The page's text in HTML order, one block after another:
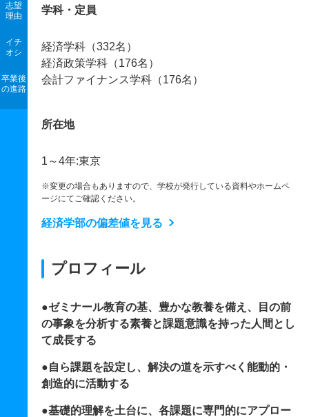
志望
理由
イチ
オシ
卒業後
の進路
学科・定員
経済学科（332名）
経済政策学科（176名）
会計ファイナンス学科（176名）
所在地
1～4年:東京
※変更の場合もありますので、学校が発行している資料やホームペ
ージにてご確認ください。
経済学部の偏差値を見る
プロフィール
●ゼミナール教育の基、豊かな教養を備え、目の前
の事象を分析する素養と課題意識を持った人間とし
て成長する
●自ら課題を設定し、解決の道を示すべく能動的・
創造的に活動する
●基礎的理解を土台に、各課題に専門的にアプロー